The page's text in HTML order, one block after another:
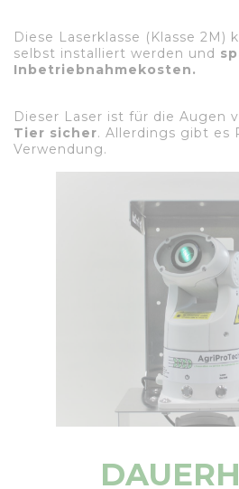
Diese Laserklasse (Klasse 2M)
selbst installiert werden und
Inbetriebnahmekosten.
Dieser Laser ist für die Augen
Tier sicher. Allerdings gibt es
Verwendung.